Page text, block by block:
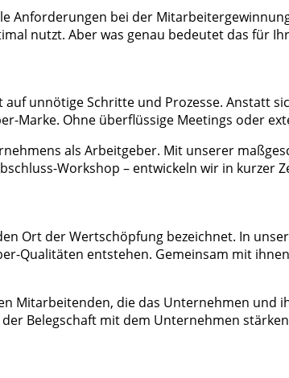
Anforderungen bei der
nutzt. Aber was genau bedeutet das für
unnötige Schritte und Prozesse. Anstatt
Marke. Ohne überflüssige Meetings oder
als Arbeitgeber. Mit unserer
Workshop – entwickeln wir in kurzer
Ort der Wertschöpfung bezeichnet. In
Qualitäten entstehen. Gemeinsam mit
Mitarbeitenden, die das Unternehmen und
Belegschaft mit dem Unternehmen